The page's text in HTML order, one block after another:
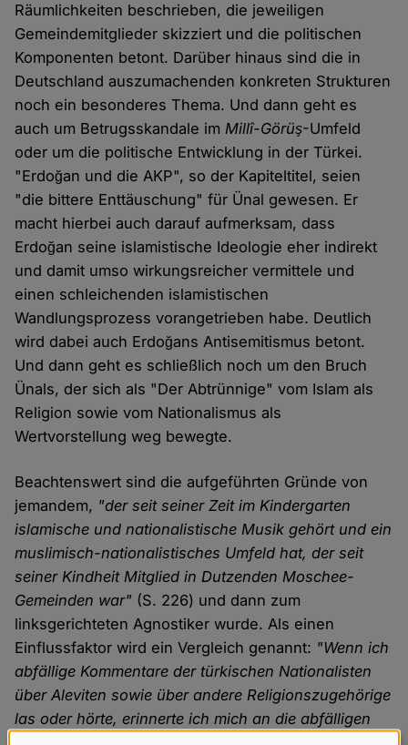
Räumlichkeiten beschrieben, die jeweiligen
Gemeindemitglieder skizziert und die politischen
Komponenten betont. Darüber hinaus sind die in
Deutschland auszumachenden konkreten Strukturen
noch ein besonderes Thema. Und dann geht es
auch um Betrugsskandale imMillî-Görüş-Umfeld
oder um die politische Entwicklung in der Türkei.
"Erdoğan und die AKP", so der Kapiteltitel, seien
"die bittere Enttäuschung" für Ünal gewesen. Er
macht hierbei auch darauf aufmerksam, dass
Erdoğan seine islamistische Ideologie eher indirekt
und damit umso wirkungsreicher vermittele und
einen schleichenden islamistischen
Wandlungsprozess vorangetrieben habe. Deutlich
wird dabei auch Erdoğans Antisemitismus betont.
Und dann geht es schließlich noch um den Bruch
Ünals, der sich als "Der Abtrünnige" vom Islam als
Religion sowie vom Nationalismus als
Wertvorstellung weg bewegte.
Beachtenswert sind die aufgeführten Gründe von
jemandem, "der seit seiner Zeit im Kindergarten
islamische und nationalistische Musik gehört und ein
muslimisch-nationalistisches Umfeld hat, der seit
seiner Kindheit Mitglied in Dutzenden Moschee-
Gemeinden war" (S. 226) und dann zum
linksgerichteten Agnostiker wurde. Als einen
Einflussfaktor wird ein Vergleich genannt: "Wenn ich
abfällige Kommentare der türkischen Nationalisten
über Aleviten sowie über andere Religionszugehörige
las oder hörte, erinnerte ich mich an die abfälligen